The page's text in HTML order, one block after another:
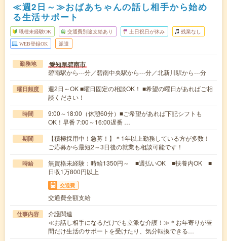
≪週2日～≫おばあちゃんの話し相手から始め
る生活サポート
職種未経験OK 交通費別途支給あり 土日祝日が休み 残業なし
WEB登録OK 派遣
勤務地 愛知県碧南市
碧南駅から---分／碧南中央駅から---分／北新川駅から---分
曜日頻度
週2日～OK ■曜日固定の相談OK！ ■希望の曜日があればご相
談ください！
時間
9:00～18:00（休憩60分）■ご希望があれば下記シフトも
OK！早番 7:00～16:00遅番 …
期間
【積極採用中！急募！】＊1年以上勤務している方が多数！
ご応募から最短2～3日後の就業も相談可能です！
時給
無資格未経験：時給1350円～ ■週払いOK ■扶養内OK ■
日収1万800円以上
交通費
交通費全額支給
仕事内容
介護関連
≪お話し相手になるだけでも立派な介護！≫＊お年寄りが昼
間だけ生活のサポートを受けたり、気分転換できる…